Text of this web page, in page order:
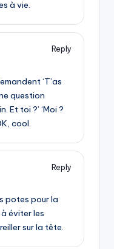
à vie.
Reply
‘T’as
question
Et toi ?’ ‘Moi ?
cool.
Reply
potes pour la
éviter les
sur la tête.